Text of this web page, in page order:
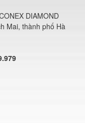
DIAMOND
Mai, thành phố Hà